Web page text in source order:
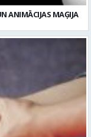
ANIMĀCIJAS MAĢIJA